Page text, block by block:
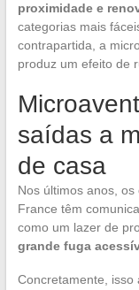
proximidade e
categorias mais
contrapartida, a
produz um efeito de
saídas a
de casa
Nos últimos anos,
France têm
como um lazer de
grande fuga
Concretamente, isso